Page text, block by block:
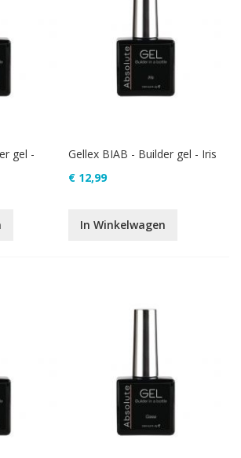
gel -
Gellex BIAB - Builder gel - Iris
€ 12,99
In Winkelwagen